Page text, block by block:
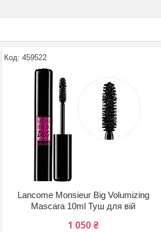
459522
Lancome Monsieur Big Volumizing
Mascara 10ml Туш для вій
1 050 ₴